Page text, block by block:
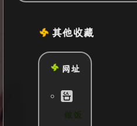
其他收藏
网址
做饭